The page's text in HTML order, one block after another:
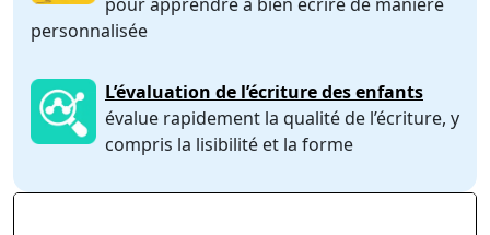
personnalisée
L’évaluation de l’écriture des enfants
évalue rapidement la qualité de l’écriture, y
compris la lisibilité et la forme